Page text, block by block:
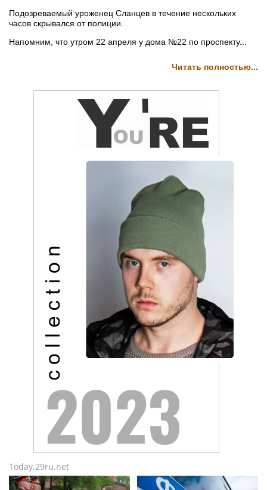
Подозреваемый уроженец Сланцев в течение нескольких
часов скрывался от полиции.
Напомним, что утром 22 апреля у дома №22 по проспекту...
Читать полностью...
Today.29ru.net